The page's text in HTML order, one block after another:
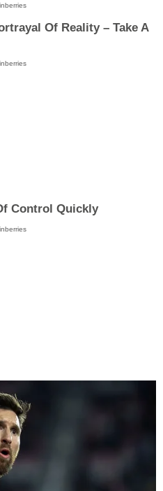
Of Reality – Take A
Control Quickly